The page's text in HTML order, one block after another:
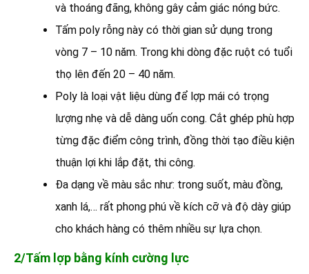
và thoáng đãng, không gây cảm giác nóng bức.
Tấm poly rỗng này có thời gian sử dụng trong
vòng 7 – 10 năm. Trong khi dòng đặc ruột có tuổi
thọ lên đến 20 – 40 năm.
Poly là loại vật liệu dùng để lợp mái có trọng
lượng nhẹ và dễ dàng uốn cong. Cắt ghép phù hợp
từng đặc điểm công trình, đồng thời tạo điều kiện
thuận lợi khi lắp đặt, thi công.
Đa dạng về màu sắc như: trong suốt, màu đồng,
xanh lá,… rất phong phú về kích cỡ và độ dày giúp
cho khách hàng có thêm nhiều sự lựa chọn.
2/Tấm lợp bằng kính cường lực